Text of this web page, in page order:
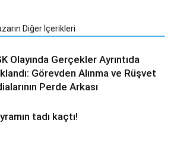
Diğer İçerikleri
Olayında Gerçekler Ayrıntıda
Görevden Alınma ve Rüşvet
Perde Arkası
tadı kaçtı!